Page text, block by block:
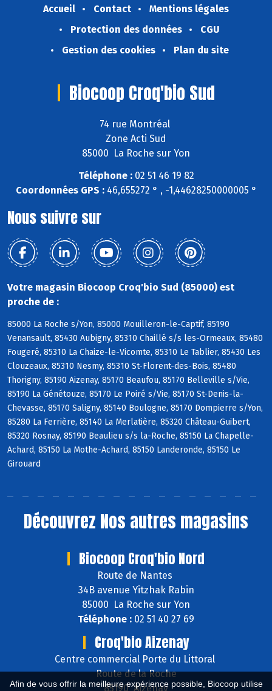
Afin de vous offrir la meilleure expérience possible, Biocoop utilise
Accueil Contact
Mentions légales
Protection des données
CGU
Gestion des cookies
Plan du site
Biocoop Croq'bio Sud
74 rue Montréal
Zone Acti Sud
85000 La Roche sur Yon
Téléphone :02 51 46 19 82
Coordonnées GPS :46,655272 ° , -1,44628250000005 °
Nous suivre sur
Votre magasin Biocoop Croq'bio Sud (85000) est
proche de :
85000 La Roche s/Yon, 85000 Mouilleron-le-Captif, 85190
Venansault, 85430 Aubigny, 85310 Chaillé s/s les-Ormeaux, 85480
Fougeré, 85310 La Chaize-le-Vicomte, 85310 Le Tablier, 85430 Les
Clouzeaux, 85310 Nesmy, 85310 St-Florent-des-Bois, 85480
Thorigny, 85190 Aizenay, 85170 Beaufou, 85170 Belleville s/Vie,
85190 La Génétouze, 85170 Le Poiré s/Vie, 85170 St-Denis-la-
Chevasse, 85170 Saligny, 85140 Boulogne, 85170 Dompierre s/Yon,
85280 La Ferrière, 85140 La Merlatière, 85320 Château-Guibert,
85320 Rosnay, 85190 Beaulieu s/s la-Roche, 85150 La Chapelle-
Achard, 85150 La Mothe-Achard, 85150 Landeronde, 85150 Le
Girouard
Découvrez Nos autres magasins
Biocoop Croq'bio Nord
Route de Nantes
34B avenue Yitzhak Rabin
85000 La Roche sur Yon
Téléphone : 02 51 40 27 69
Croq'bio Aizenay
Centre commercial Porte du Littoral
Route de la Roche
85190 Aizenay